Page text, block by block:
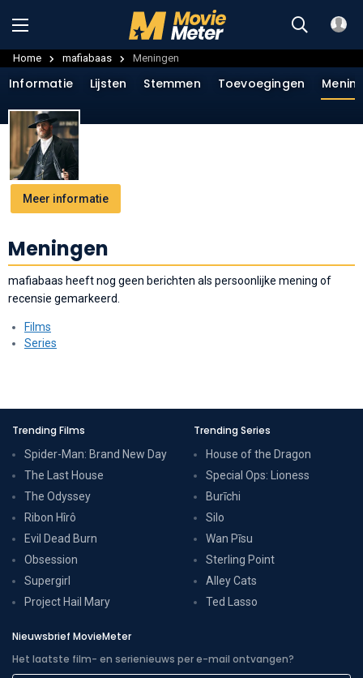
Home mafiabaas Meningen
Meer informatie
Informatie Lijsten Stemmen Toevoegingen
Meningen
mafiabaas heeft nog geen berichten als persoonlijke mening of
recensie gemarkeerd.
Films
Series
Trending Films
Spider-Man: Brand New Day
The Last House
The Odyssey
Ribon Hîrô
Evil Dead Burn
Obsession
Supergirl
Project Hail Mary
Trending Series
House of the Dragon
Special Ops: Lioness
Burīchi
Silo
Wan Pīsu
Sterling Point
Alley Cats
Ted Lasso
Nieuwsbrief MovieMeter
Het laatste film- en serienieuws per e-mail ontvangen?